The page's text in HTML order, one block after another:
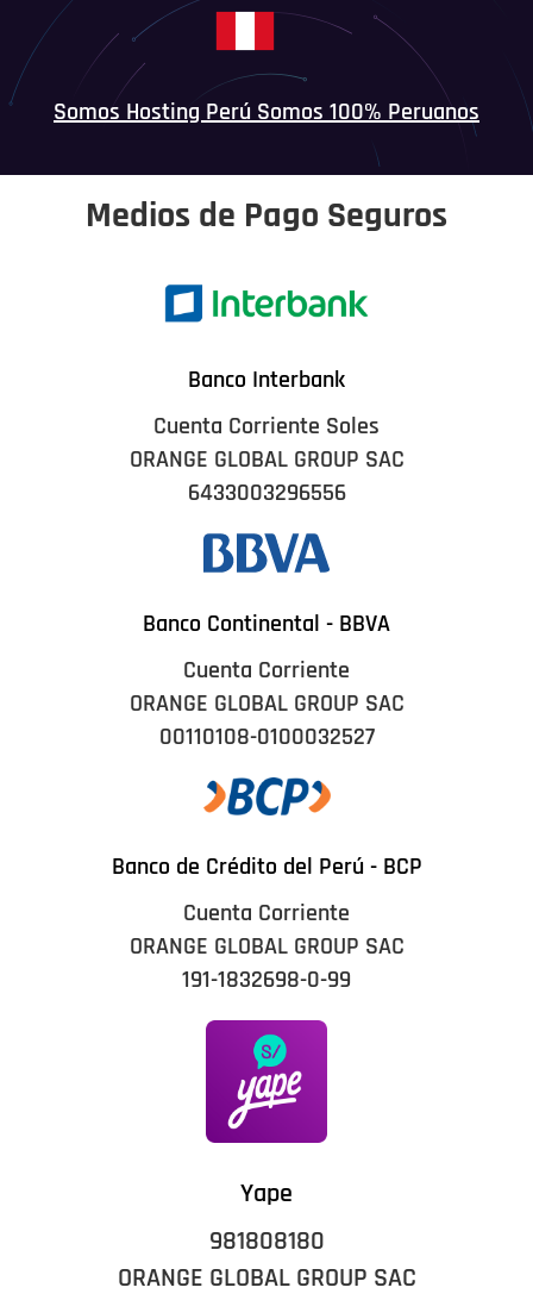
Somos Hosting Perú Somos 100% Peruanos
Medios de Pago Seguros
Banco Interbank
Cuenta Corriente Soles
ORANGE GLOBAL GROUP SAC
6433003296556
Banco Continental - BBVA
Cuenta Corriente
ORANGE GLOBAL GROUP SAC
00110108-0100032527
Banco de Crédito del Perú - BCP
Cuenta Corriente
ORANGE GLOBAL GROUP SAC
191-1832698-0-99
Yape
981808180
ORANGE GLOBAL GROUP SAC